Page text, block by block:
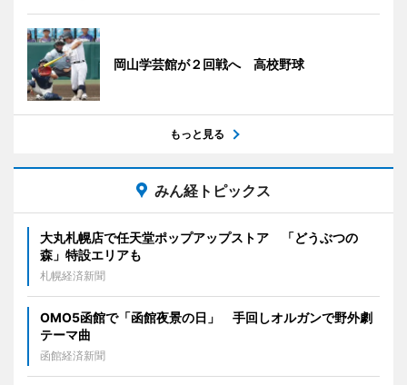
岡山学芸館が２回戦へ 高校野球
もっと見る
みん経トピックス
大丸札幌店で任天堂ポップアップストア 「どうぶつの
森」特設エリアも
札幌経済新聞
OMO5函館で「函館夜景の日」 手回しオルガンで野外劇
テーマ曲
函館経済新聞